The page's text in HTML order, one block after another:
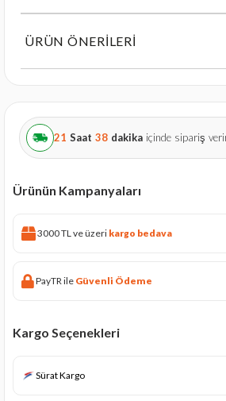
ÜRÜN ÖNERILERI
21 Saat 38 dakika içinde sipariş
Ürünün Kampanyaları
3000 TL ve üzeri kargo bedava
PayTR ile Güvenli Ödeme
Kargo Seçenekleri
Sürat Kargo